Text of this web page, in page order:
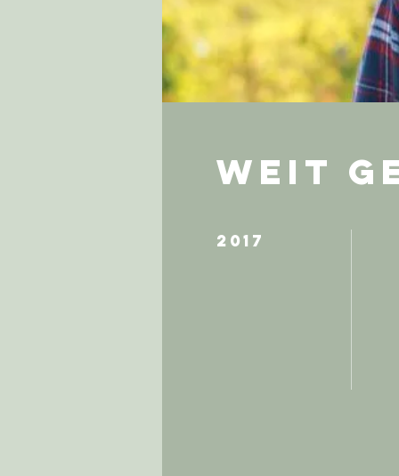
WEIT
2017